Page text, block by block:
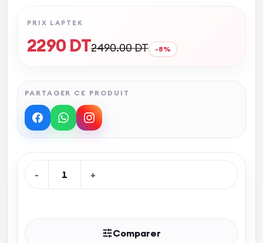
PRIX LAPTEK
2290 DT2490.00DT -8%
PARTAGER CE PRODUIT
- 1 +
Comparer